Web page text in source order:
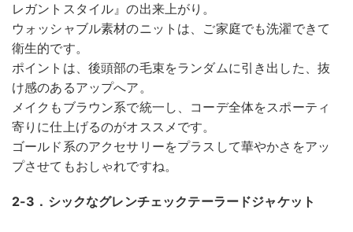
レガントスタイル』の出来上がり。
ウォッシャブル素材のニットは、ご家庭でも洗濯できて
衛生的です。
ポイントは、後頭部の毛束をランダムに引き出した、抜
け感のあるアップへア。
メイクもブラウン系で統一し、コーデ全体をスポーティ
寄りに仕上げるのがオススメです。
ゴールド系のアクセサリーをプラスして華やかさをアッ
プさせてもおしゃれですね。
2-3．シックなグレンチェックテーラードジャケット